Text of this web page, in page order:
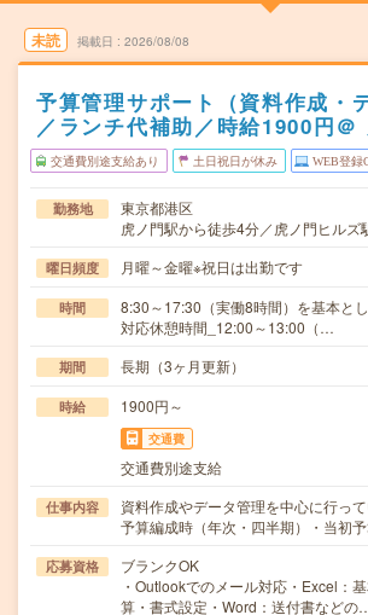
未読 掲載日 2026/08/08
予算管理サポート（資料作成・
／ランチ代補助／時給1900円＠
交通費別途支給あり 土日祝日が休み WEB登録
勤務地
東京都港区
虎ノ門駅から徒歩4分／虎ノ門ヒルズ
曜日頻度 月曜～金曜※祝日は出勤です
時間
8:30～17:30（実働8時間）を基本と
対応休憩時間_12:00～13:00（…
期間 長期（3ヶ月更新）
時給 1900円～
交通費
交通費別途支給
仕事内容
資料作成やデータ管理を中心に行っ
予算編成時（年次・四半期）・当初
応募資格
ブランクOK
・Outlookでのメール対応・Excel：
算・書式設定・Word：送付書などの